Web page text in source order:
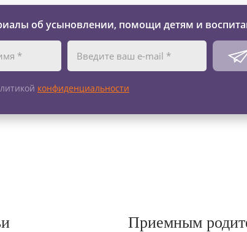
об усыновлении, помощи детям и
конфиденциальности
Приемным